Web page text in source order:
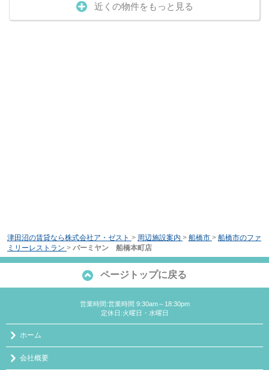
近くの物件をもっと見る
津田沼の賃貸なら株式会社ア・ゼスト > 周辺施設案内 > 船橋市 > 船橋市のファ
ミリーレストラン > バーミヤン 船橋本町店
ページトップに戻る
営業時間:営業時間 9:30am～18:30pm
定休日:火曜日・水曜日
ホーム
会社概要